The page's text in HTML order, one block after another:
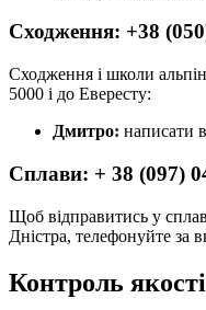
Сходження: +38
Сходження і школи
5000 і до Евересту:
Дмитро: написати в
Сплави: + 38 (097)
Щоб відправитись у
Дністра, телефонуйте за
Контроль якості